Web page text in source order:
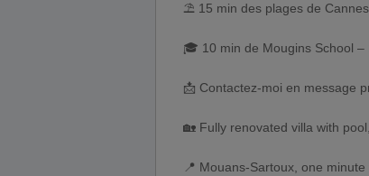
⛱️ 15 min des plages de Cannes
🎓 10 min de Mougins School –
📩 Contactez-moi en message
🏡 Fully renovated villa with
📍 Mouans-Sartoux, one